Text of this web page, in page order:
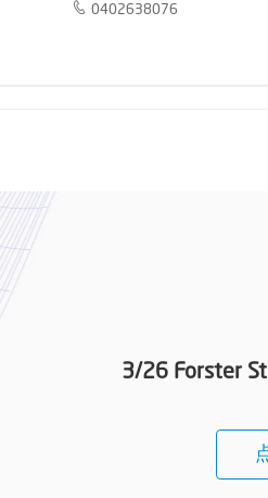
0402638076
3/26 Forster